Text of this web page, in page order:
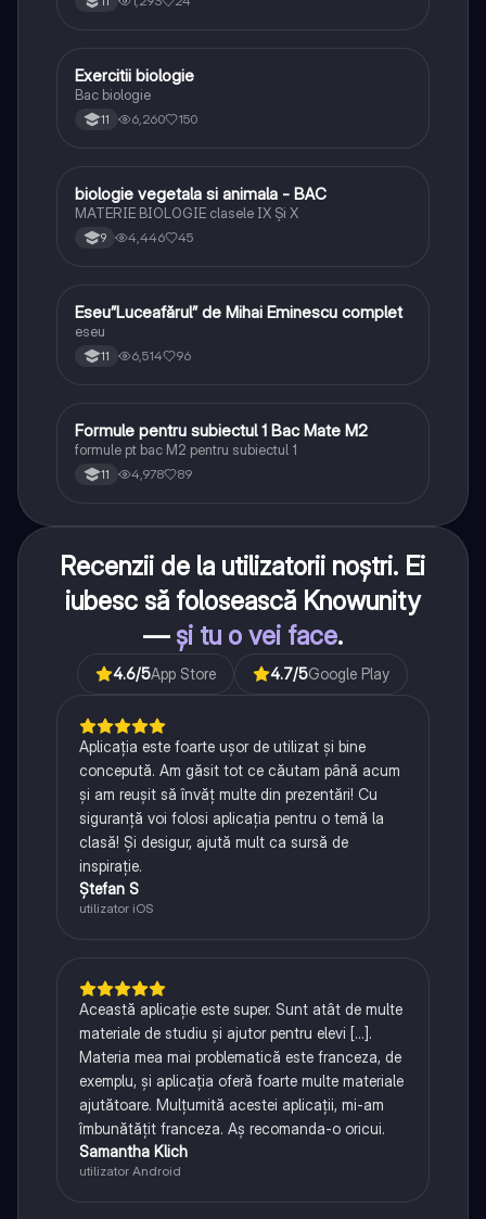
Biologie
Exercitii biologie
Bac biologie
11 6,260 150
Biologie
biologie vegetala si animala - BAC
MATERIE BIOLOGIE clasele IX Şi X
9 4,446 45
Limba și literatura română
Eseu”Luceafărul” de Mihai Eminescu complet
eseu
11 6,514 96
Matematică
Formule pentru subiectul 1 Bac Mate M2
formule pt bac M2 pentru subiectul 1
11 4,978 89
Recenzii de la utilizatorii noștri. Ei
iubesc să folosească Knowunity
— și tu o vei face.
4.6/5App Store 4.7/5Google Play
Aplicația este foarte ușor de utilizat și bine
concepută. Am găsit tot ce căutam până acum
și am reușit să învăț multe din prezentări! Cu
siguranță voi folosi aplicația pentru o temă la
clasă! Și desigur, ajută mult ca sursă de
inspirație.
Ștefan S
utilizator iOS
Această aplicație este super. Sunt atât de multe
materiale de studiu și ajutor pentru elevi [...].
Materia mea mai problematică este franceza, de
exemplu, și aplicația oferă foarte multe materiale
ajutătoare. Mulțumită acestei aplicații, mi-am
îmbunătățit franceza. Aș recomanda-o oricui.
Samantha Klich
utilizator Android